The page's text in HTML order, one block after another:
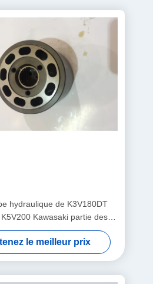
hydraulique de K3V180DT
Kawasaki partie des
de longue durée
le meilleur prix